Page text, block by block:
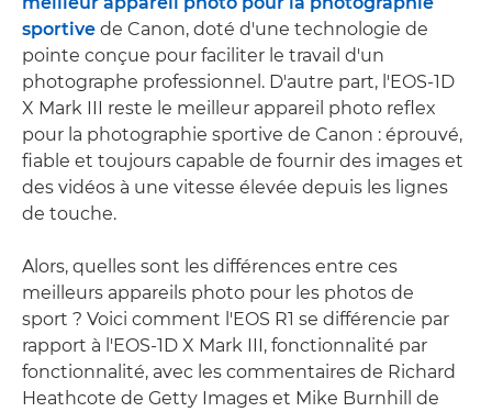
sportive de Canon, doté d'une technologie de
pointe conçue pour faciliter le travail d'un
photographe professionnel. D'autre part, l'EOS-1D
X Mark III reste le meilleur appareil photo reflex
pour la photographie sportive de Canon : éprouvé,
fiable et toujours capable de fournir des images et
des vidéos à une vitesse élevée depuis les lignes
de touche.
Alors, quelles sont les différences entre ces
meilleurs appareils photo pour les photos de
sport ? Voici comment l'EOS R1 se différencie par
rapport à l'EOS-1D X Mark III, fonctionnalité par
fonctionnalité, avec les commentaires de Richard
Heathcote de Getty Images et Mike Burnhill de